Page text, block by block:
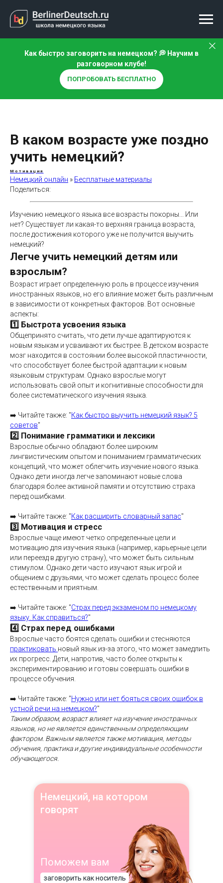
Как быстро заговорить на немецком? 💭 Научим в
разговорном клубе!
ПОПРОБОВАТЬ БЕСПЛАТНО
В каком возрасте уже поздно
учить немецкий?
Мотивация
Немецкий онлайн » Бесплатные материалы
Поделиться:
Изучению немецкого языка все возрасты покорны... Или
нет? Существует ли какая-то верхняя граница возраста,
после достижения которого уже не получится выучить
немецкий?
Легче учить немецкий детям или
взрослым?
Возраст играет определенную роль в процессе изучения
иностранных языков, но его влияние может быть различным
в зависимости от конкретных факторов. Вот основные
аспекты:
1️⃣ Быстрота усвоения языка
Общепринято считать, что дети лучше адаптируются к
новым языкам и усваивают их быстрее. В детском возрасте
мозг находится в состоянии более высокой пластичности,
что способствует более быстрой адаптации к новым
языковым структурам. Однако взрослые могут
использовать свой опыт и когнитивные способности для
более систематического изучения языка.
➡️ Читайте также: "Как быстро выучить немецкий язык? 5
советов"
2️⃣ Понимание грамматики и лексики
Взрослые обычно обладают более широким
лингвистическим опытом и пониманием грамматических
концепций, что может облегчить изучение нового языка.
Однако дети иногда легче запоминают новые слова
благодаря более активной памяти и отсутствию страха
перед ошибками.
➡️ Читайте также: "Как расширить словарный запас"
3️⃣ Мотивация и стресс
Взрослые чаще имеют четко определенные цели и
мотивацию для изучения языка (например, карьерные цели
или переезд в другую страну), что может быть сильным
стимулом. Однако дети часто изучают язык игрой и
общением с друзьями, что может сделать процесс более
естественным и приятным.
➡️ Читайте также: "Страх перед экзаменом по немецкому
языку. Как справиться?"
4️⃣ Страх перед ошибками
Взрослые часто боятся сделать ошибки и стесняются
практиковать новый язык из-за этого, что может замедлить
их прогресс. Дети, напротив, часто более открыты к
экспериментированию и готовы совершать ошибки в
процессе обучения.
➡️ Читайте также: "Нужно или нет бояться своих ошибок в
устной речи на немецком?"
Таким образом, возраст влияет на изучение иностранных
языков, но не является единственным определяющим
фактором. Важным является также мотивация, методы
обучения, практика и другие индивидуальные особенности
обучающегося.
Немецкий, на котором
говорят
Поможем вам
заговорить как носитель